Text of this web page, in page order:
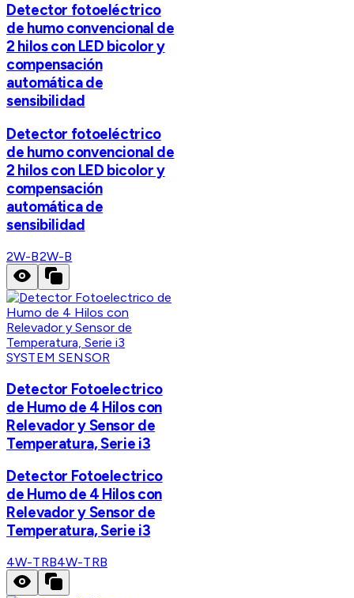
Detector fotoeléctrico
de humo convencional de
2 hilos con LED bicolor y
compensación
automática de
sensibilidad
Detector fotoeléctrico
de humo convencional de
2 hilos con LED bicolor y
compensación
automática de
sensibilidad
2W-B2W-B
SYSTEM SENSOR
Detector Fotoelectrico
de Humo de 4 Hilos con
Relevador y Sensor de
Temperatura, Serie i3
Detector Fotoelectrico
de Humo de 4 Hilos con
Relevador y Sensor de
Temperatura, Serie i3
4W-TRB4W-TRB